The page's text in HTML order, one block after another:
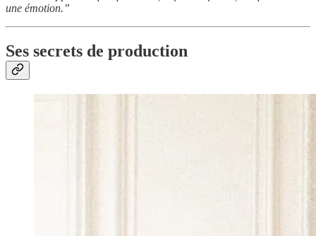
une émotion.”
Ses secrets de production